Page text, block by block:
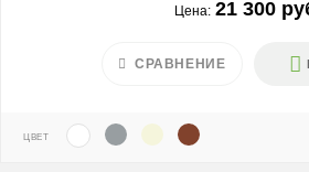
Цена: 21 300
СРАВНЕНИЕ
ЦВЕТ